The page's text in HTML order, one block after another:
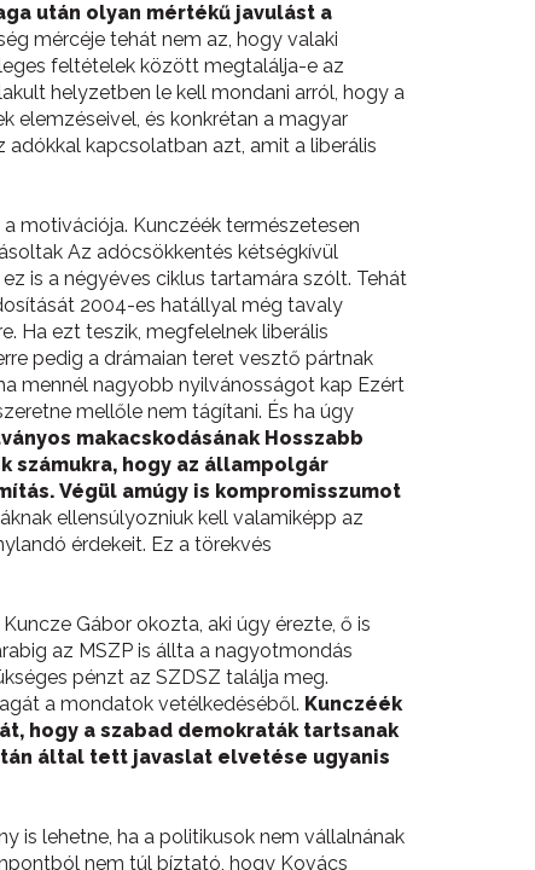
után olyan mértékű javulást a
mércéje tehát nem az, hogy valaki
feltételek között megtalálja-e az
helyzetben le kell mondani arról, hogy a
elemzéseivel, és konkrétan a magyar
kapcsolatban azt, amit a liberális
a motivációja. Kunczéék természetesen
Az adócsökkentés kétségkívül
is a négyéves ciklus tartamára szólt. Tehát
2004-es hatállyal még tavaly
Ha ezt teszik, megfelelnek liberális
pedig a drámaian teret vesztő pártnak
mennél nagyobb nyilvánosságot kap Ezért
mellőle nem tágítani. És ha úgy
makacskodásának Hosszabb
számukra, hogy az állampolgár
Végül amúgy is kompromisszumot
ellensúlyozniuk kell valamiképp az
érdekeit. Ez a törekvés
Gábor okozta, aki úgy érezte, ő is
az MSZP is állta a nagyotmondás
pénzt az SZDSZ találja meg.
a mondatok vetélkedéséből. Kunczéék
hogy a szabad demokraták tartsanak
által tett javaslat elvetése ugyanis
is lehetne, ha a politikusok nem vállalnának
nem túl bíztató, hogy Kovács